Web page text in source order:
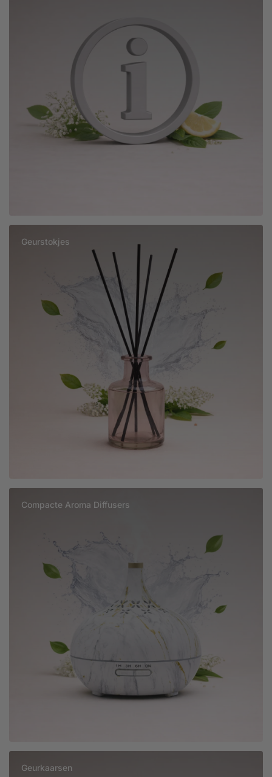
Geurstokjes
Compacte Aroma Diffusers
Geurkaarsen